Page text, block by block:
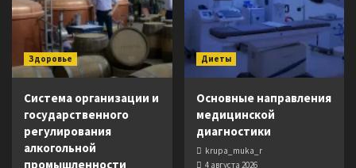
Здоровье
Система организации и
государственного
регулирования
алкогольной
промышленности
Диеты
Основные направления
медицинской
диагностики
krupa_muka_r
4 августа 2026